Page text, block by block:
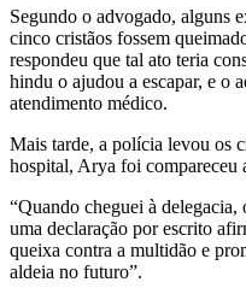
Segundo o advogado, alguns
cinco cristãos fossem
respondeu que tal ato teria
hindu o ajudou a escapar, e o
atendimento médico.
Mais tarde, a polícia levou os
hospital, Arya foi compareceu
“Quando cheguei à delegacia,
uma declaração por escrito
queixa contra a multidão e
aldeia no futuro”.